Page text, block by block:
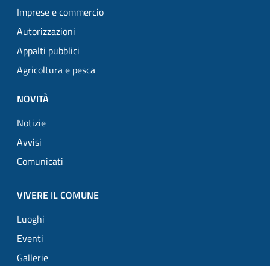
Imprese e commercio
Autorizzazioni
Appalti pubblici
Agricoltura e pesca
NOVITÀ
Notizie
Avvisi
Comunicati
VIVERE IL COMUNE
Luoghi
Eventi
Gallerie